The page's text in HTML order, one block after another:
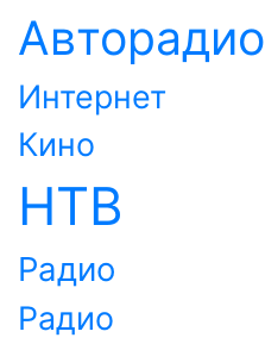
Авторадио
Интернет
Кино
НТВ
Радио
Радио